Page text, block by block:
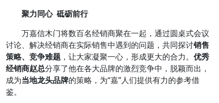
聚力同心 砥砺前行
万嘉信木门将数百名经销商聚在一起，通过圆桌式会议
讨论、解决经销商在实际销售中遇到的问题，共同探讨销售
策略、竞争难题 ，让大家凝聚一心，形成更大的合力。 优秀
经销商赵总分享了他在各大品牌的激烈竞争中，脱颖而出，
成为当地龙头品牌的策略，为“嘉”人们提供有力的参考借
鉴。